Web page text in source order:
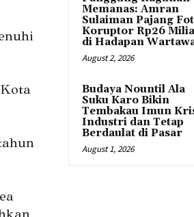
Memanas: Amran
Sulaiman Pajang
Koruptor Rp26
di Hadapan
August 2, 2026
Budaya Nountil Ala
Suku Karo Bikin
Tembakau Imun
Industri dan Tetap
Berdaulat di Pasar
August 1, 2026